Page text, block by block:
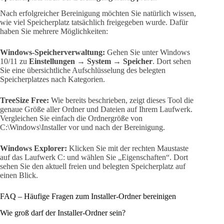
Nach erfolgreicher Bereinigung möchten Sie natürlich wissen,
wie viel Speicherplatz tatsächlich freigegeben wurde. Dafür
haben Sie mehrere Möglichkeiten:
Windows-Speicherverwaltung: Gehen Sie unter Windows
10/11 zu Einstellungen → System → Speicher. Dort sehen
Sie eine übersichtliche Aufschlüsselung des belegten
Speicherplatzes nach Kategorien.
TreeSize Free: Wie bereits beschrieben, zeigt dieses Tool die
genaue Größe aller Ordner und Dateien auf Ihrem Laufwerk.
Vergleichen Sie einfach die Ordnergröße von
C:\Windows\Installer vor und nach der Bereinigung.
Windows Explorer: Klicken Sie mit der rechten Maustaste
auf das Laufwerk C: und wählen Sie „Eigenschaften“. Dort
sehen Sie den aktuell freien und belegten Speicherplatz auf
einen Blick.
FAQ – Häufige Fragen zum Installer-Ordner bereinigen
Wie groß darf der Installer-Ordner sein?